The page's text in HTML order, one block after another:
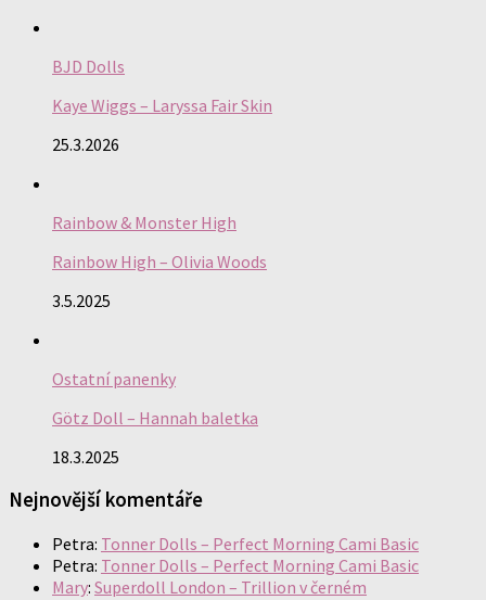
BJD Dolls
Kaye Wiggs – Laryssa Fair Skin
25.3.2026
Rainbow & Monster High
Rainbow High – Olivia Woods
3.5.2025
Ostatní panenky
Götz Doll – Hannah baletka
18.3.2025
Nejnovější komentáře
Petra: Tonner Dolls – Perfect Morning Cami Basic
Petra: Tonner Dolls – Perfect Morning Cami Basic
Mary: Superdoll London – Trillion v černém